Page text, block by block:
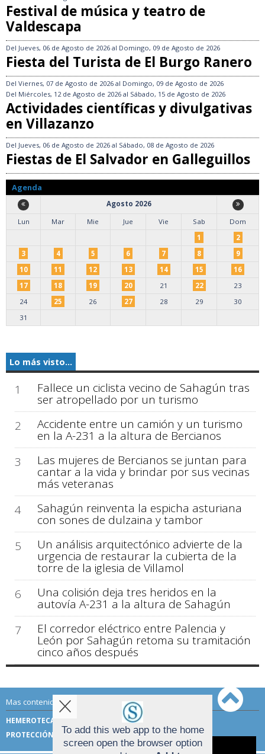
Festival de música y teatro de
Valdescapa
Del Jueves, 06 de Agosto de 2026 al Domingo, 09 de Agosto de 2026
Fiesta del Turista de El Burgo Ranero
Del Viernes, 07 de Agosto de 2026 al Domingo, 09 de Agosto de 2026
Del Miércoles, 12 de Agosto de 2026 al Sábado, 15 de Agosto de 2026
Actividades científicas y divulgativas
en Villazanzo
Del Jueves, 06 de Agosto de 2026 al Sábado, 08 de Agosto de 2026
Fiestas de El Salvador en Galleguillos
Agenda
Agosto 2026
Lun
Mar Mie Jue Vie Sab
Dom
1
2
3
4 5 6 7 8
9
10
11 12 13 14 15
16
17
18 19 20 21 22
23
24
25 26 27 28 29
30
31
Lo más visto...
1 Fallece un ciclista vecino de Sahagún tras
ser atropellado por un turismo
2
Accidente entre un camión y un turismo
en la A-231 a la altura de Bercianos
3
Las mujeres de Bercianos se juntan para
cantar a la vida y brindar por sus vecinas
más veteranas
4
Sahagún reinventa la espicha asturiana
con sones de dulzaina y tambor
5
Un análisis arquitectónico advierte de la
urgencia de restaurar la cubierta de la
torre de la iglesia de Villamol
6
Una colisión deja tres heridos en la
autovía A-231 a la altura de Sahagún
7
El corredor eléctrico entre Palencia y
León por Sahagún retoma su tramitación
cinco años después
Mas contenido de Sahagún Digital:
HEMEROTECA
TÉRMINOS DE USO
PROTECCIÓN DE DATOS
Aviso sobre el Uso de cookies:
To add this web app to the home
screen open the browser option